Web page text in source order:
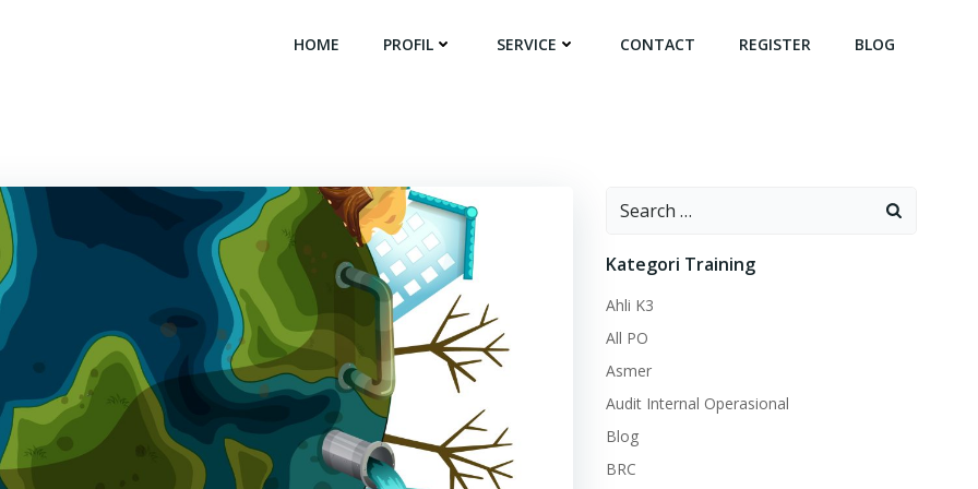
HOME PROFIL SERVICE CONTACT REGISTER BLOG
Search
Kategori Training
Ahli K3
All PO
Asmer
Audit Internal Operasional
Blog
BRC